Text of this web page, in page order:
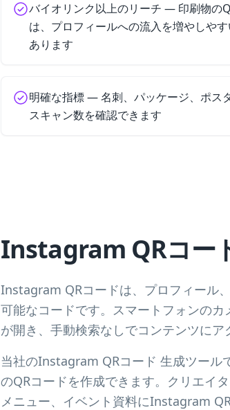
バイオリンク以上のリーチ — 印刷物の
は、プロフィールへの流入を増やしや
あります
明確な指標 — 名刺、パッケージ、ポス
スキャン数を確認できます
Instagram QRコー
Instagram QRコードは、プロフィール
可能なコードです。スマートフォンの
が開き、手動検索なしでコンテンツにア
当社のInstagram QRコード 生成ツール
のQRコードを作成できます。クリエイ
メニュー、イベント資料にInstagram